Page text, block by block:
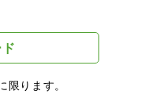
限ります。